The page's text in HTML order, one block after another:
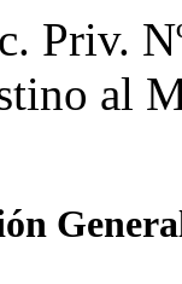
Priv.
al